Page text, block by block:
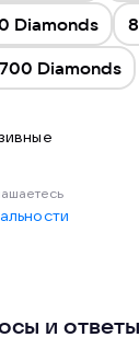
Diamonds
Diamonds
и ответы